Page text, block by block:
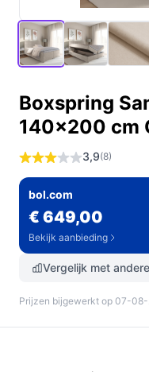
Boxspring
140x200 cm
3,9(8)
bol.com
€ 649,00
Bekijk aanbieding
Vergelijk met andere
Prijzen bijgewerkt op 07-